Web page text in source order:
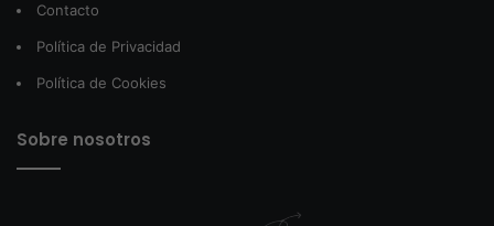
Contacto
Política de Privacidad
Política de Cookies
Sobre nosotros